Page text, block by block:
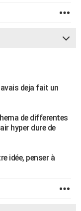
deja fait un
de differentes
hyper dure de
idée, penser à